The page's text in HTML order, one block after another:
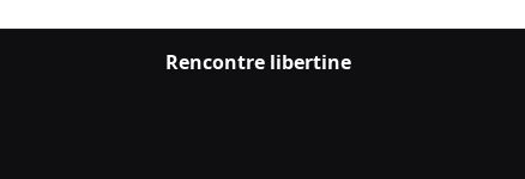
Rencontre libertine